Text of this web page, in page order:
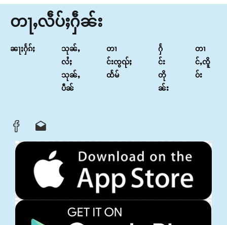
တႃႇလဵပ်ႈႁဵၼ်း
ၼႃႈႁႅၵ်ႈ
သုၼ်ႇ
လႆႈ
သုၼ်ႇ
ပဵၼ်
တၢ
င်းၸွၺ်ႈ
ထႅမ်
ႁႅ
င်း
တို
ၼ်း
တၢ
င်ႇၸိူ
ဝ်း